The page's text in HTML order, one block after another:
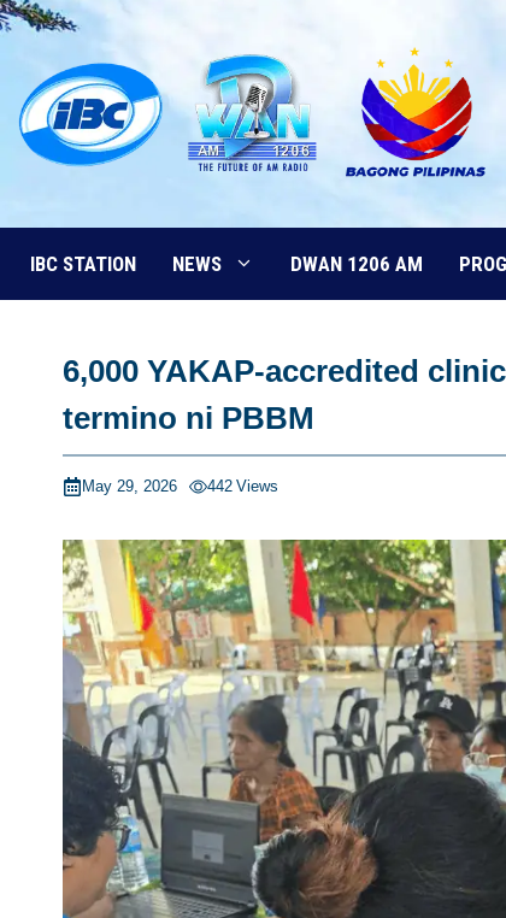
Skip
content
IBC STATION NEWS DWAN 1206 AM
6,000 YAKAP-accredited
termino ni PBBM
May 29, 2026 442 Views